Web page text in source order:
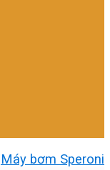
Máy bơm Speroni